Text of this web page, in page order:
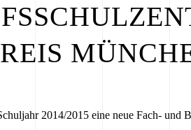
2014/2015 eine neue Fach- und